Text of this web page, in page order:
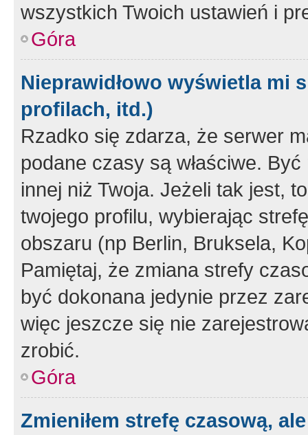
wszystkich Twoich ustawień i
Góra
Nieprawidłowo wyświetla mi
profilach, itd.)
Rzadko się zdarza, że serwer
podane czasy są właściwe.
innej niż Twoja. Jeżeli tak jest,
twojego profilu, wybierając
obszaru (np Berlin, Bruksela,
Pamiętaj, że zmiana strefy
być dokonana jedynie przez
więc jeszcze się nie
zrobić.
Góra
Zmieniłem strefę czasową,